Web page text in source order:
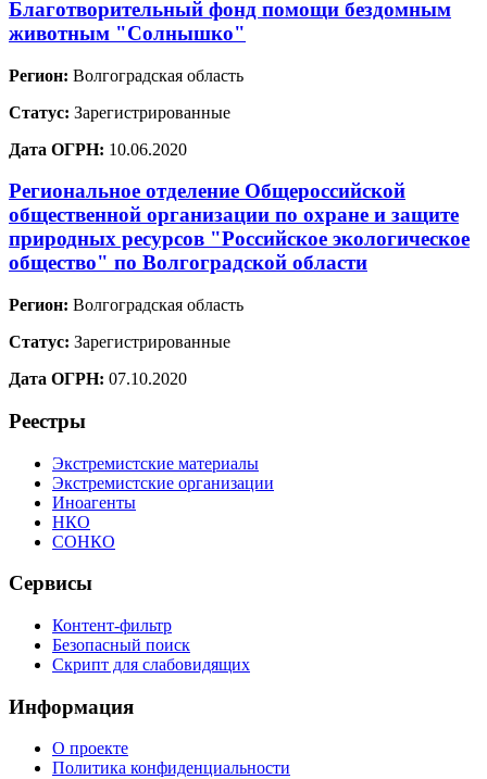
Благотворительный фонд помощи бездомным
животным "Солнышко"
Регион: Волгоградская область
Статус: Зарегистрированные
Дата ОГРН: 10.06.2020
Региональное отделение Общероссийской
общественной организации по охране и защите
природных ресурсов "Российское экологическое
общество" по Волгоградской области
Регион: Волгоградская область
Статус: Зарегистрированные
Дата ОГРН: 07.10.2020
Реестры
Экстремистские материалы
Экстремистские организации
Иноагенты
НКО
СОНКО
Сервисы
Контент-фильтр
Безопасный поиск
Скрипт для слабовидящих
Информация
О проекте
Политика конфиденциальности